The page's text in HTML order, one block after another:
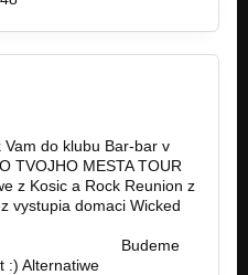
do klubu Bar-bar v
TVOJHO MESTA TOUR
z Kosic a Rock Reunion z
vystupia domaci Wicked
Budeme
:) Alternatiwe